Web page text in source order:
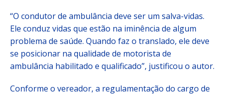
“O condutor de ambulância deve ser um salva-vidas.
Ele conduz vidas que estão na iminência de algum
problema de saúde. Quando faz o translado, ele deve
se posicionar na qualidade de motorista de
ambulância habilitado e qualificado”, justificou o autor.
Conforme o vereador, a regulamentação do cargo de